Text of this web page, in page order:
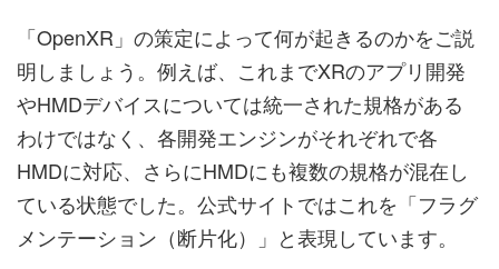
「OpenXR」の策定によって何が起きるのかをご説
明しましょう。例えば、これまでXRのアプリ開発
やHMDデバイスについては統一された規格がある
わけではなく、各開発エンジンがそれぞれで各
HMDに対応、さらにHMDにも複数の規格が混在し
ている状態でした。公式サイトではこれを「フラグ
メンテーション（断片化）」と表現しています。